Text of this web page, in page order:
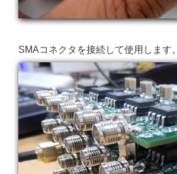
SMAコネクタを接続して使用します。